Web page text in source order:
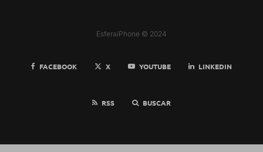
EsferaiPhone © 2024
FACEBOOK X YOUTUBE LINKEDIN
RSS BUSCAR